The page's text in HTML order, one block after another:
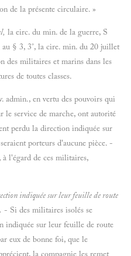
de la présente circulaire. »
la eirc. du min. de la guerre, S
§ 3, 3°, la cire. min. du 20 juillet
des militaires et marins dans les
de toutes classes.
admin., en vertu des pouvoirs qui
le service de marche, ont autorité
perdu la direction indiquée sur
porteurs d'aucune pièce. -
à l'égard de ces militaires,
indiquée sur leur feuille de route
- Si des militaires isolés se
indiquée sur leur feuille de route
eux de bonne foi, que le
la compagnie les remet